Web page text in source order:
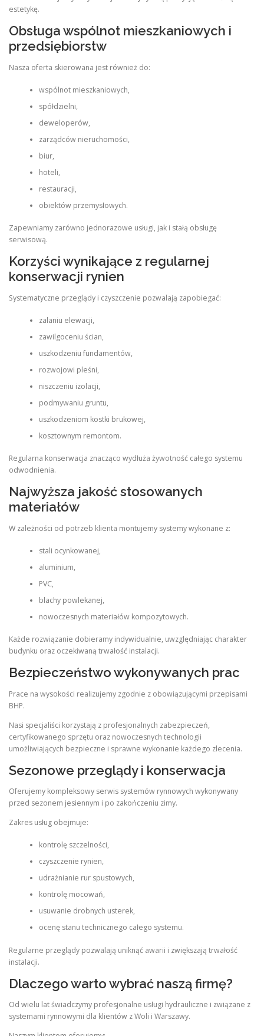
estetykę.
Obsługa wspólnot mieszkaniowych i
przedsiębiorstw
Nasza oferta skierowana jest również do:
wspólnot mieszkaniowych,
spółdzielni,
deweloperów,
zarządców nieruchomości,
biur,
hoteli,
restauracji,
obiektów przemysłowych.
Zapewniamy zarówno jednorazowe usługi, jak i stałą obsługę
serwisową.
Korzyści wynikające z regularnej
konserwacji rynien
Systematyczne przeglądy i czyszczenie pozwalają zapobiegać:
zalaniu elewacji,
zawilgoceniu ścian,
uszkodzeniu fundamentów,
rozwojowi pleśni,
niszczeniu izolacji,
podmywaniu gruntu,
uszkodzeniom kostki brukowej,
kosztownym remontom.
Regularna konserwacja znacząco wydłuża żywotność całego systemu
odwodnienia.
Najwyższa jakość stosowanych
materiałów
W zależności od potrzeb klienta montujemy systemy wykonane z:
stali ocynkowanej,
aluminium,
PVC,
blachy powlekanej,
nowoczesnych materiałów kompozytowych.
Każde rozwiązanie dobieramy indywidualnie, uwzględniając charakter
budynku oraz oczekiwaną trwałość instalacji.
Bezpieczeństwo wykonywanych prac
Prace na wysokości realizujemy zgodnie z obowiązującymi przepisami
BHP.
Nasi specjaliści korzystają z profesjonalnych zabezpieczeń,
certyfikowanego sprzętu oraz nowoczesnych technologii
umożliwiających bezpieczne i sprawne wykonanie każdego zlecenia.
Sezonowe przeglądy i konserwacja
Oferujemy kompleksowy serwis systemów rynnowych wykonywany
przed sezonem jesiennym i po zakończeniu zimy.
Zakres usług obejmuje:
kontrolę szczelności,
czyszczenie rynien,
udrażnianie rur spustowych,
kontrolę mocowań,
usuwanie drobnych usterek,
ocenę stanu technicznego całego systemu.
Regularne przeglądy pozwalają uniknąć awarii i zwiększają trwałość
instalacji.
Dlaczego warto wybrać naszą firmę?
Od wielu lat świadczymy profesjonalne usługi hydrauliczne i związane z
systemami rynnowymi dla klientów z Woli i Warszawy.